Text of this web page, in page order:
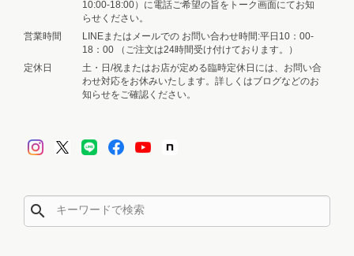
へ、お客様の想いがたくさん届く素敵
なお手紙になりますように🕊️💌 この
度も温かいレビューを本当にありがと
うございました🧸🎪
あまりにも可愛いのでリピ買いです😍
10:00-18:00）に電話ご希望の旨をトーク画面にてお知
らせください。
営業時間
LINEまたはメールでの お問い合わせ時間:平日10：00-
18：00 （ご注文は24時間受け付けております。）
定休日
土・日/祝またはお店が定める臨時定休日には、お問い合
わせ対応をお休みいたします。詳しくはブログなどのお
知らせをご確認ください。
search